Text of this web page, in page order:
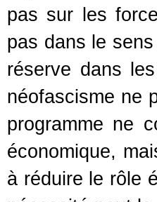
pas sur les
pas dans le
réserve dans
néofascisme ne
programme ne
économique,
à réduire le rôle